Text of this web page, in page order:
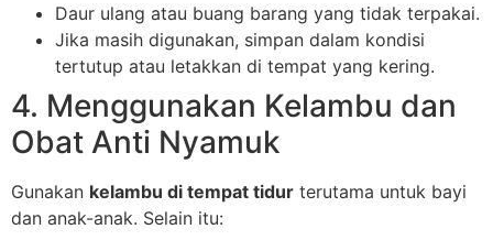
Daur ulang atau buang barang yang tidak terpakai.
Jika masih digunakan, simpan dalam kondisi
tertutup atau letakkan di tempat yang kering.
4. Menggunakan Kelambu dan
Obat Anti Nyamuk
Gunakan kelambu di tempat tidur terutama untuk bayi
dan anak-anak. Selain itu: